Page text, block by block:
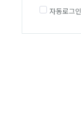
자동로그인